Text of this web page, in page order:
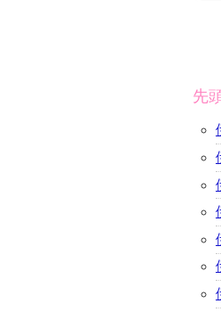
先